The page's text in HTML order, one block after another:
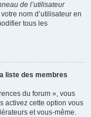
de l’utilisateur
nom d’utilisateur en
tous les
liste des membres
du forum », vous
activez cette option vous
et vous-même.